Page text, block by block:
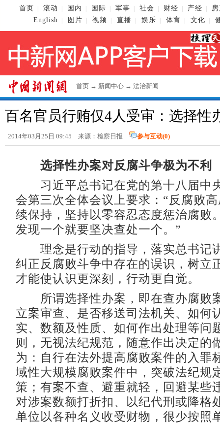
首页 滚动 国内 国际 军事 社会 财经 产经
English
图片 视频 直播 娱乐 体育 文化
首页 → 新闻中心 → 法治新闻
百名官员行贿仅4人受审：选择性
2014年03月25日 09:45 来源：检察日报 参与互动(0)
选择性办案对反腐斗争极为不利
习近平总书记在党的第十八届中
会第三次全体会议上要求：“反腐败
续保持，坚持以零容忍态度惩治腐败
发现一个就要坚决查处一个。”
理念是行动的指导，落实总书记
纠正反腐败斗争中存在的误识，树立
才能使认识更深刻，行动更自觉。
所谓选择性办案，即在查办腐败
立案审查、是否移送司法机关、如何
实、数额及性质、如何作出处理等问
则，无视法纪规范，随意作出决定的
为：自行在法外提高腐败案件的入罪
域性大规模腐败案件中，突破法纪规
策；有案不查、避重就轻，回避某些
对涉案数额打折扣、以纪代刑或降格
单位以各种名义收受财物，很少按照